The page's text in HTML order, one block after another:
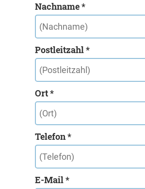
Nachname *
Postleitzahl *
Ort *
Telefon *
E-Mail *